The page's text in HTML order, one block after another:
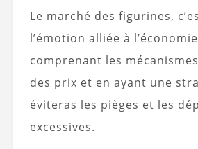
Le marché des figurines,
l’émotion alliée à
comprenant les
des prix et en ayant une
éviteras les pièges et les
excessives.